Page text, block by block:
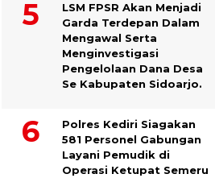
LSM FPSR Akan Menjadi
Garda Terdepan Dalam
Mengawal Serta
Menginvestigasi
Pengelolaan Dana Desa
Se Kabupaten Sidoarjo.
Polres Kediri Siagakan
581 Personel Gabungan
Layani Pemudik di
Operasi Ketupat Semeru